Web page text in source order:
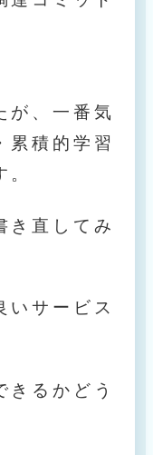
が、一番気
累積的学習
き直してみ
いサービス
きるかどう